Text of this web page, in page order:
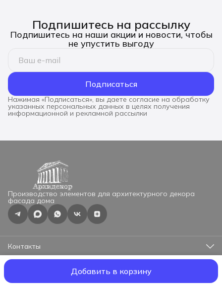
Добавить в корзину
Подпишитесь на рассылку
Подпишитесь на наши акции и новости, чтобы
не упустить выгоду
Подписаться
Нажимая «Подписаться», вы даете согласие на обработку
указанных персональных данных в целях получения
информационной и рекламной рассылки
Производство элементов для архитектурного декора
фасада дома
Контакты
Адрес
ООО "АрхиДекор"О материалеОплатаДоставка